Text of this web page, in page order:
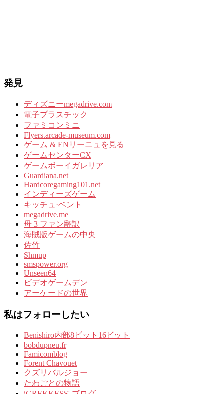
発見
ディズニーmegadrive.com
電子プラスチック
ファミコンミニ
Flyers.arcade-museum.com
ゲーム & ENリーニュを見る
ゲームセンターCX
ゲームボーイガレリア
Guardiana.net
Hardcoregaming101.net
インディーズゲーム
キッチュ·ベント
megadrive.me
母 3 ファン翻訳
海賊版ゲームの中央
佐竹
Shmup
smspower.org
Unseen64
ビデオゲームデン
アーケードの世界
私はフォローしたい
Benishiro内部8ビット16ビット
bobdupneu.fr
Famicomblog
Forent Chavouet
クズリバルジョー
たわごとの物語